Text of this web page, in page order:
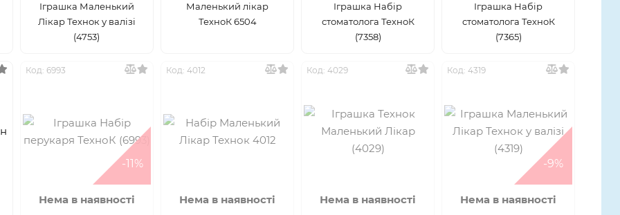
Іграшка Маленький
Лікар Технок у валізі
(4753)
Маленький лікар
ТехноК 6504
Іграшка Набір
стоматолога ТехноК
(7358)
Іграшка Набір
стоматолога ТехноК
(7365)
Код: 6993
-11%
Нема в наявності
Код: 4012
Нема в наявності
Код: 4029
Нема в наявності
Код: 4319
-9%
Нема в наявності